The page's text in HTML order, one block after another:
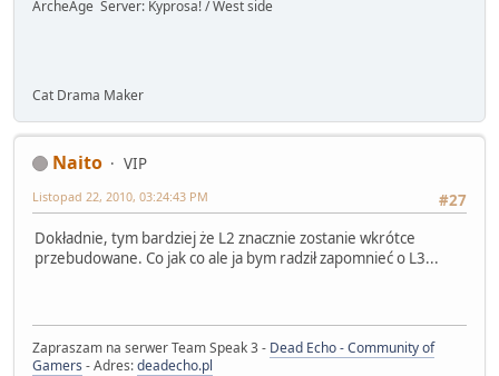
ArcheAge Server: Kyprosa! / West side
Cat Drama Maker
Naito
VIP
#27
Listopad 22, 2010, 03:24:43 PM
Dokładnie, tym bardziej że L2 znacznie zostanie wkrótce
przebudowane. Co jak co ale ja bym radził zapomnieć o L3...
Zapraszam na serwer Team Speak 3 - Dead Echo - Community of
Gamers - Adres:deadecho.pl